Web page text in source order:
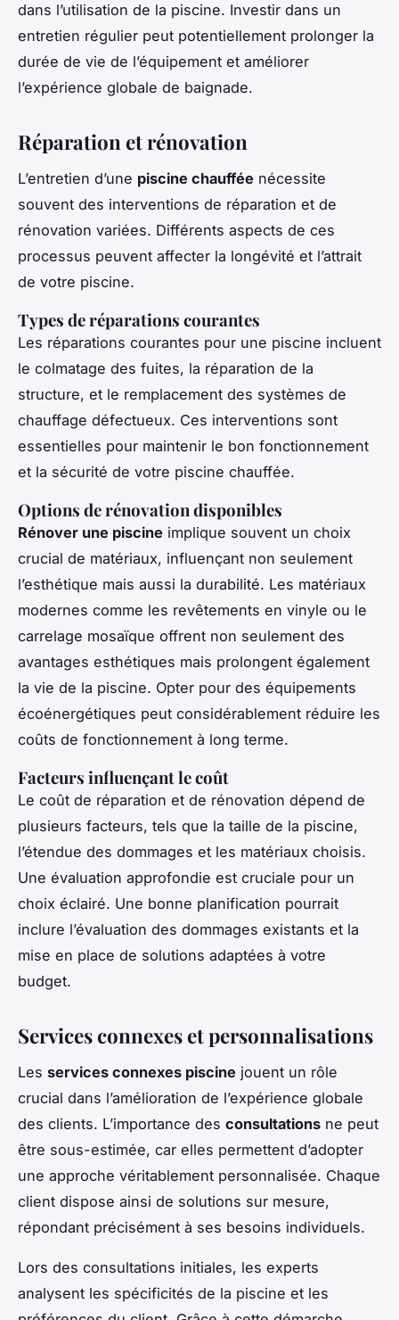
dans l’utilisation de la piscine. Investir dans un
entretien régulier peut potentiellement prolonger la
durée de vie de l’équipement et améliorer
l’expérience globale de baignade.
Réparation et rénovation
L’entretien d’une piscine chauffée nécessite
souvent des interventions de réparation et de
rénovation variées. Différents aspects de ces
processus peuvent affecter la longévité et l’attrait
de votre piscine.
Types de réparations courantes
Les réparations courantes pour une piscine incluent
le colmatage des fuites, la réparation de la
structure, et le remplacement des systèmes de
chauffage défectueux. Ces interventions sont
essentielles pour maintenir le bon fonctionnement
et la sécurité de votre piscine chauffée.
Options de rénovation disponibles
Rénover une piscine implique souvent un choix
crucial de matériaux, influençant non seulement
l’esthétique mais aussi la durabilité. Les matériaux
modernes comme les revêtements en vinyle ou le
carrelage mosaïque offrent non seulement des
avantages esthétiques mais prolongent également
la vie de la piscine. Opter pour des équipements
écoénergétiques peut considérablement réduire les
coûts de fonctionnement à long terme.
Facteurs influençant le coût
Le coût de réparation et de rénovation dépend de
plusieurs facteurs, tels que la taille de la piscine,
l’étendue des dommages et les matériaux choisis.
Une évaluation approfondie est cruciale pour un
choix éclairé. Une bonne planification pourrait
inclure l’évaluation des dommages existants et la
mise en place de solutions adaptées à votre
budget.
Services connexes et personnalisations
Les services connexes piscine jouent un rôle
crucial dans l’amélioration de l’expérience globale
des clients. L’importance des consultations ne peut
être sous-estimée, car elles permettent d’adopter
une approche véritablement personnalisée. Chaque
client dispose ainsi de solutions sur mesure,
répondant précisément à ses besoins individuels.
Lors des consultations initiales, les experts
analysent les spécificités de la piscine et les